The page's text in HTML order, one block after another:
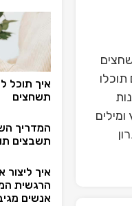
איך תוכל
תשחצים
המדריך
תשבצים
איך
הרגשית
אנשים